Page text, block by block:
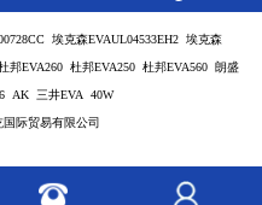
埃克森EVAUL04533EH2 埃克森
邦EVA260 杜邦EVA250 杜邦EVA560 朗盛
AK 三井EVA 40W
际贸易有限公司